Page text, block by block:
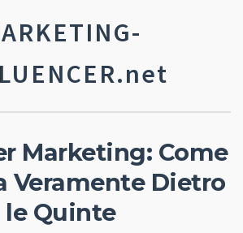
Marketing: Come
Veramente Dietro
le Quinte